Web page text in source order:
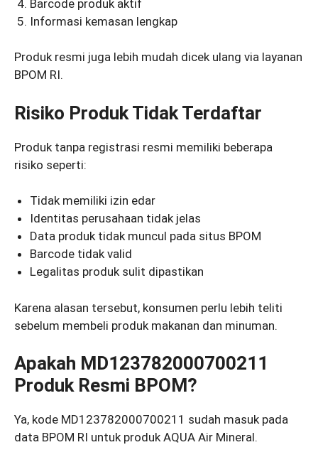
Barcode produk aktif
Informasi kemasan lengkap
Produk resmi juga lebih mudah dicek ulang via layanan
BPOM RI.
Risiko Produk Tidak Terdaftar
Produk tanpa registrasi resmi memiliki beberapa
risiko seperti:
Tidak memiliki izin edar
Identitas perusahaan tidak jelas
Data produk tidak muncul pada situs BPOM
Barcode tidak valid
Legalitas produk sulit dipastikan
Karena alasan tersebut, konsumen perlu lebih teliti
sebelum membeli produk makanan dan minuman.
Apakah MD123782000700211
Produk Resmi BPOM?
Ya, kode MD123782000700211 sudah masuk pada
data BPOM RI untuk produk AQUA Air Mineral.